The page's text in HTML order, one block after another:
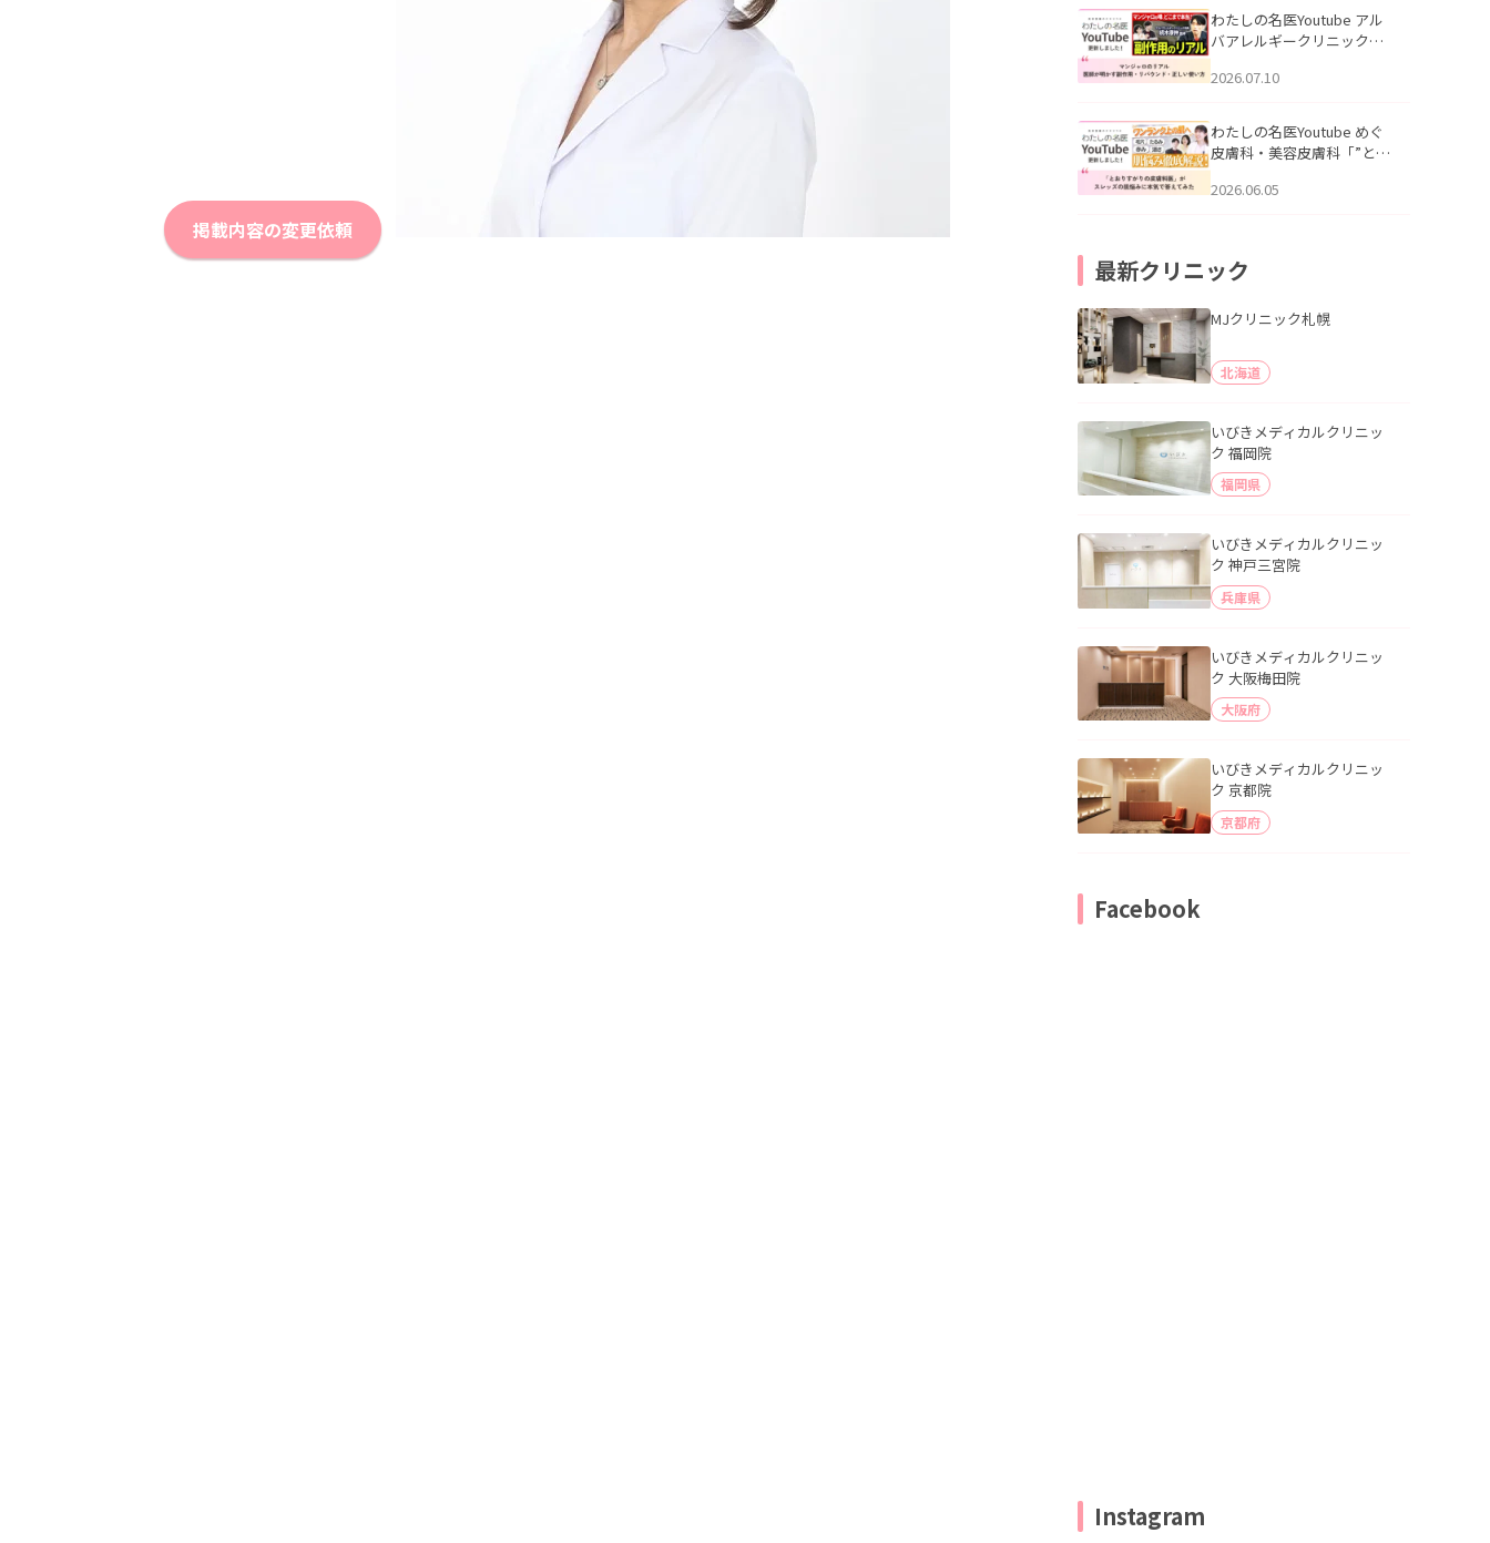
掲載内容の変更依頼
説」を公開いたしました。
わたしの名医Youtube アル
バアレルギークリニック札
医師が明かす副作用・リバ
公開いたしました。
2026.07.10
わたしの名医Youtube めぐ
皮膚科・美容皮膚科「”とお
ッズの肌悩みに本気で答え
2026.06.05
最新クリニック
MJクリニック札幌
北海道
いびきメディカルクリニッ
ク 福岡院
福岡県
いびきメディカルクリニッ
ク 神戸三宮院
兵庫県
いびきメディカルクリニッ
ク 大阪梅田院
大阪府
いびきメディカルクリニッ
ク 京都院
京都府
Facebook
Instagram